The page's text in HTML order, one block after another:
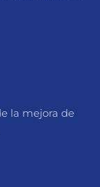
la mejora de